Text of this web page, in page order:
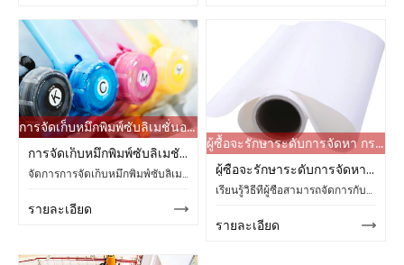
การจัดเก็บหมึกพิมพ์ซับลิเมชั่นอย่างถูกวิธี ช่วยลดปัญหาหัวฉีดอุดตันในห้องปฏิบัติการที่มีความชื้นสูงได้หรือไม่?
การจัดเก็บหมึกพิมพ์ซับลิเมชั่นอย่างถูกวิธี ช่วยลดปัญหาหัวฉีดอุดตันในห้องปฏิบัติการที่มีความชื้นสูงได้หรือไม่?
จัดการการจัดเก็บหมึกพิมพ์ซับลิเมชั่นในห้องปฏิบัติการที่มีความชื้นสูง เพื่อลดการอุดตันของหัวฉีด ควบคุมการเปิดขวด ป้องกันหมึก CMYK และรักษาคุณภาพการพิมพ์ให้คงที่
รายละเอียด
ผู้ซื้อจะรักษาระดับการจัดหา กระดาษซับลิเมชั่นให้คงที่ได้อย่างไร หลังจากความไม่แน่นอนของซัพพลายเออร์?
ผู้ซื้อจะรักษาระดับการจัดหา กระดาษซับลิเมชั่นให้คงที่ได้อย่างไร หลังจากความไม่แน่นอนของซัพพลายเออร์?
เรียนรู้วิธีที่ผู้ซื้อสามารถจัดการกับความไม่แน่นอนของซัพพลายเออร์กระดาษซับลิเมชั่นได้ด้วยการตรวจสอบสินค้าคงคลัง การจับคู่คุณสมบัติ การทดสอบตัวอย่าง และตัวเลือกกระดาษม้วนของ Changfa Digital
รายละเอียด